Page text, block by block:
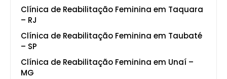
Clínica de Reabilitação Feminina em Taquara
– RJ
Clínica de Reabilitação Feminina em Taubaté
– SP
Clínica de Reabilitação Feminina em Unaí –
MG